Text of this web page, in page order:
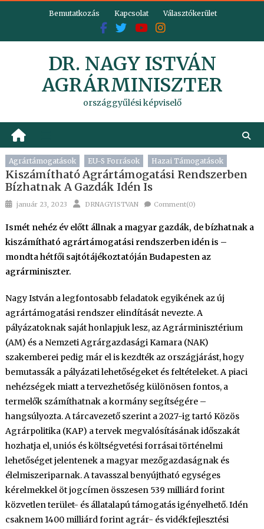
Bemutatkozás Kapcsolat Választókerület
DR. NAGY ISTVÁN
AGRÁRMINISZTER
országgyűlési képviselő
Agrártámogatások EU-S Források Hazai Támogatások
Kiszámítható Agrártámogatási Rendszerben
Bízhatnak A Gazdák Idén Is
Posted
január 23, 2023 Author
DRNAGYISTVAN Comment(0)
Ismét nehéz év előtt állnak a magyar gazdák, de bízhatnak a
kiszámítható agrártámogatási rendszerben idén is –
mondta hétfői sajtótájékoztatóján Budapesten az
agrárminiszter.
Nagy István a legfontosabb feladatok egyikének az új
agrártámogatási rendszer elindítását nevezte. A
pályázatoknak saját honlapjuk lesz, az Agrárminisztérium
(AM) és a Nemzeti Agrárgazdasági Kamara (NAK)
szakemberei pedig már el is kezdték az országjárást, hogy
bemutassák a pályázati lehetőségeket és feltételeket. A piaci
nehézségek miatt a tervezhetőség különösen fontos, a
termelők számíthatnak a kormány segítségére –
hangsúlyozta. A tárcavezető szerint a 2027-ig tartó Közös
Agrárpolitika (KAP) a tervek megvalósításának időszakát
hozhatja el, uniós és költségvetési forrásai történelmi
lehetőséget jelentenek a magyar mezőgazdaságnak és
élelmiszeriparnak. A tavasszal benyújtható egységes
kérelmekkel öt jogcímen összesen 539 milliárd forint
közvetlen terület- és állatalapú támogatás igényelhető. Idén
csaknem 1400 milliárd forint agrár- és vidékfejlesztési